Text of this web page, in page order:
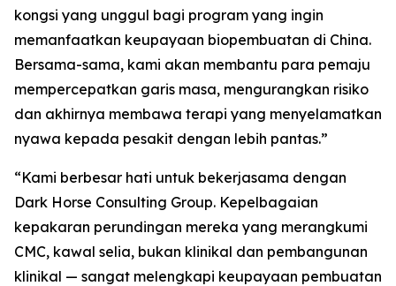
kongsi yang unggul bagi program yang ingin
memanfaatkan keupayaan biopembuatan di China.
Bersama-sama, kami akan membantu para pemaju
mempercepatkan garis masa, mengurangkan risiko
dan akhirnya membawa terapi yang menyelamatkan
nyawa kepada pesakit dengan lebih pantas.”
“Kami berbesar hati untuk bekerjasama dengan
Dark Horse Consulting Group. Kepelbagaian
kepakaran perundingan mereka yang merangkumi
CMC, kawal selia, bukan klinikal dan pembangunan
klinikal — sangat melengkapi keupayaan pembuatan